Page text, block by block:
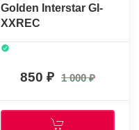
Golden Interstar GI-
XXREC
850 1 000